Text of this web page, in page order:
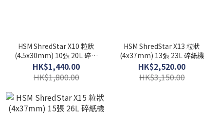
HSM ShredStar X10 粒狀
(4.5x30mm) 10張 20L 碎紙
機
HK$1,440.00
HK$1,800.00
HSM ShredStar X13 粒狀
(4x37mm) 13張 23L 碎紙機
HK$2,520.00
HK$3,150.00